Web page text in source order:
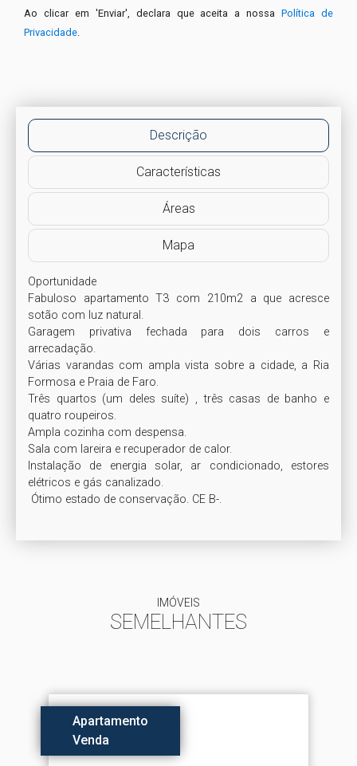
Ao clicar em 'Enviar', declara que aceita a nossaPolítica de
Privacidade
Descrição
Características
Áreas
Mapa
Oportunidade
Fabuloso apartamento T3 com 210m2 a que acresce
sotão com luz natural.
Garagem privativa fechada para dois carros e
arrecadação.
Várias varandas com ampla vista sobre a cidade, a Ria
Formosa e Praia de Faro.
Três quartos (um deles suíte) , três casas de banho e
quatro roupeiros.
Ampla cozinha com despensa.
Sala com lareira e recuperador de calor.
Instalação de energia solar, ar condicionado, estores
elétricos e gás canalizado.
Ótimo estado de conservação. CE B-.
IMÓVEIS
SEMELHANTES
Apartamento
Venda